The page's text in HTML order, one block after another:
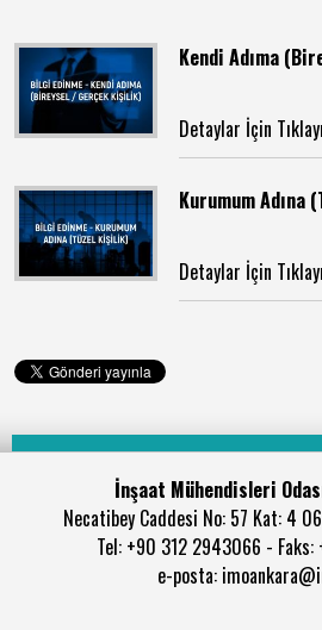
Kendi Adıma
Detaylar İçin
Kurumum Adına
Detaylar İçin
İnşaat Mühendisleri
Necatibey Caddesi No: 57 Kat: 4
Tel: +90 312 2943066 -
e-posta: